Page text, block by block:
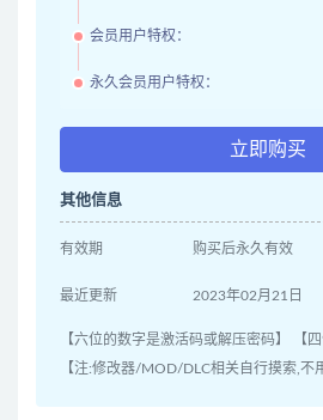
会员用户特权：
永久会员用户特权：
立即购买
其他信息
有效期 购买后永久有效
最近更新 2023年02月21日
【六位的数字是激活码或解压密码】 【
【注:修改器/MOD/DLC相关自行摸索,不